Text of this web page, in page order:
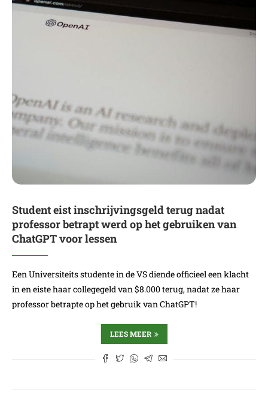
Student eist inschrijvingsgeld terug nadat
professor betrapt werd op het gebruiken van
ChatGPT voor lessen
Een Universiteits studente in de VS diende officieel een klacht
in en eiste haar collegegeld van $8.000 terug, nadat ze haar
professor betrapte op het gebruik van ChatGPT!
LEES MEER